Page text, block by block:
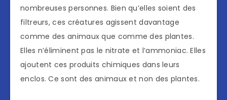
nombreuses personnes. Bien qu’elles soient des
filtreurs, ces créatures agissent davantage
comme des animaux que comme des plantes.
Elles n’éliminent pas le nitrate et l’ammoniac. Elles
ajoutent ces produits chimiques dans leurs
enclos. Ce sont des animaux et non des plantes.